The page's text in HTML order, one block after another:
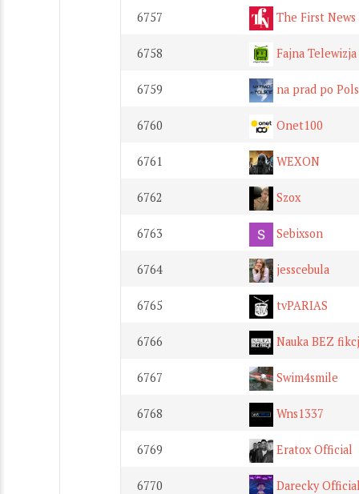
6757 The First News
6758 Fajna Telewizja
6759 na prad po
6760 Onet100
6761 WEXON
6762 Szox
6763 Sebixson
6764 jesscebula
6765 tvPARIAS
6766 Nauka BEZ
6767 Swim4smile
6768 Wns1337
6769 Eratox Official
6770 Darecky